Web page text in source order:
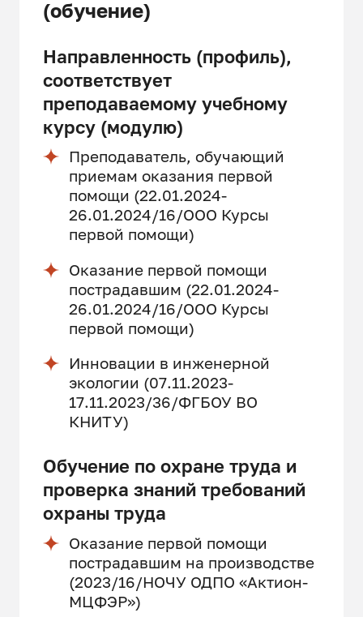
(обучение)
Направленность (профиль),
соответствует
преподаваемому учебному
курсу (модулю)
Преподаватель, обучающий
приемам оказания первой
помощи (22.01.2024-
26.01.2024/16/ООО Курсы
первой помощи)
Оказание первой помощи
пострадавшим (22.01.2024-
26.01.2024/16/ООО Курсы
первой помощи)
Инновации в инженерной
экологии (07.11.2023-
17.11.2023/36/ФГБОУ ВО
КНИТУ)
Обучение по охране труда и
проверка знаний требований
охраны труда
Оказание первой помощи
пострадавшим на производстве
(2023/16/НОЧУ ОДПО «Актион-
МЦФЭР»)